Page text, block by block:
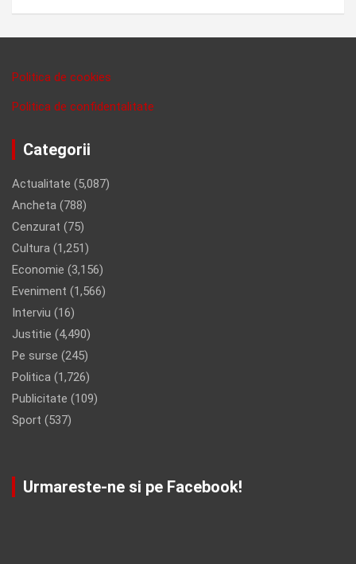
Politica de cookies
Politica de confidentalitate
Categorii
Actualitate (5,087)
Ancheta (788)
Cenzurat (75)
Cultura (1,251)
Economie (3,156)
Eveniment (1,566)
Interviu (16)
Justitie (4,490)
Pe surse (245)
Politica (1,726)
Publicitate (109)
Sport (537)
Urmareste-ne si pe Facebook!